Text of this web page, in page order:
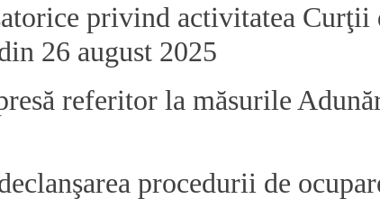
privind activitatea
26 august 2025
referitor la măsurile
procedurii de